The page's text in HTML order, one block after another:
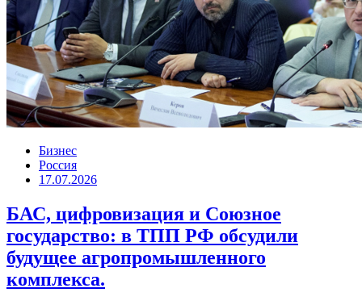
Бизнес
Россия
17.07.2026
БАС, цифровизация и Союзное
государство: в ТПП РФ обсудили
будущее агропромышленного
комплекса.